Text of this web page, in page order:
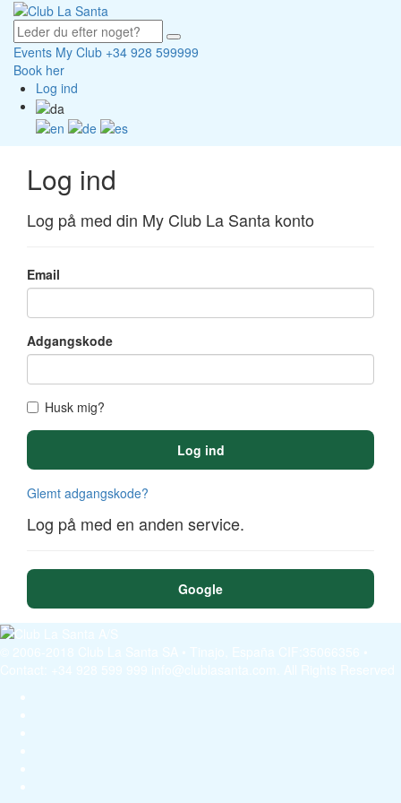
Events My Club +34 928 599999
Book her
Log ind
Log ind
Log på med din My Club La Santa konto
Email
Adgangskode
Husk mig?
Log ind
Glemt adgangskode?
Log på med en anden service.
Google